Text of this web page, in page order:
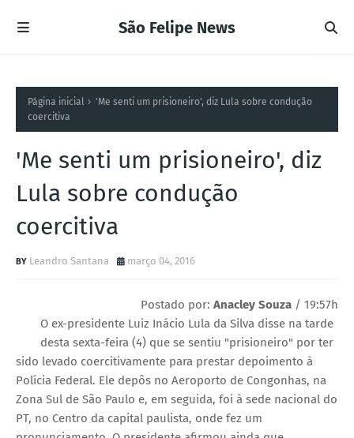
São Felipe News
Página inicial
'Me senti um prisioneiro', diz Lula sobre condução
coercitiva
'Me senti um prisioneiro', diz
Lula sobre condução
coercitiva
Leandro Santana março 04, 2016
Postado por: Anacley Souza / 19:57h
O ex-presidente Luiz Inácio Lula da Silva disse na tarde
desta sexta-feira (4) que se sentiu "prisioneiro" por ter
sido levado coercitivamente para prestar depoimento à
Polícia Federal. Ele depôs no Aeroporto de Congonhas, na
Zona Sul de São Paulo e, em seguida, foi à sede nacional do
PT, no Centro da capital paulista, onde fez um